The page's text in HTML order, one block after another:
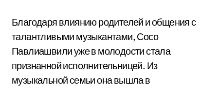
Благодаря влиянию родителей и общения с
талантливыми музыкантами, Сосо
Павлиашвили уже в молодости стала
признанной исполнительницей. Из
музыкальной семьи она вышла в